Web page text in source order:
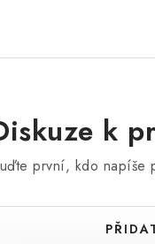
k
první, kdo napíše